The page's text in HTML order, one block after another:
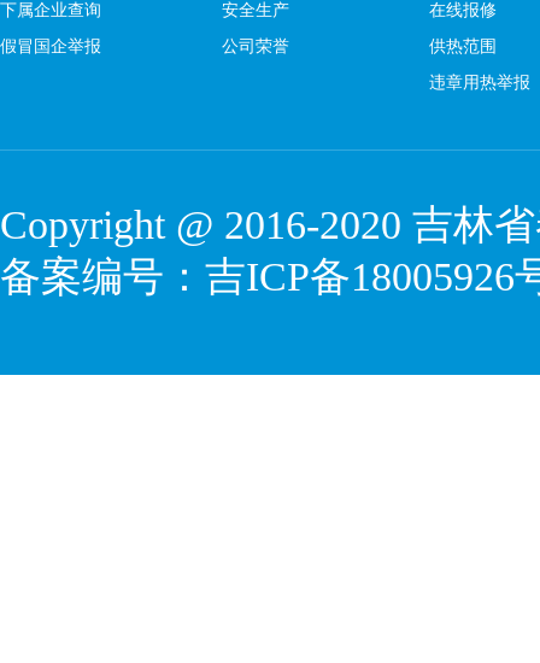
下属企业查询
假冒国企举报
安全生产
公司荣誉
在线报修
供热范围
违章用热举报
Copyright @ 2016-2020 吉林
备案编号： 吉ICP备18005926